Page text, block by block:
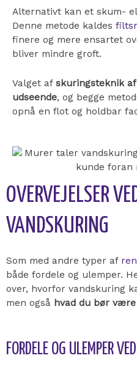
Alternativt kan et skum-
Denne metode kaldes
finere og mere ensartet
bliver mindre groft.
Valget af skuringsteknik
udseende, og begge
opnå en flot og holdbar
OVERVEJELSER
VANDSKURING
Som med andre typer af
både fordele og ulemper.
over, hvorfor vandskuring
men også hvad du bør
FORDELE OG ULEMPER